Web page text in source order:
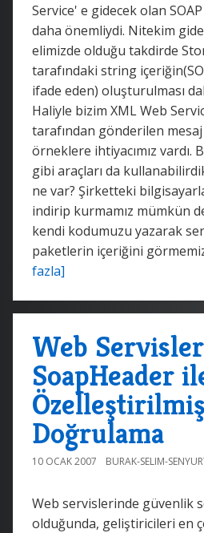
Service' e gidecek olan
daha önemliydi. Nitekim
elimizde olduğu takdirde
tarafındaki string
ifade eden) oluşturulması
Haliyle bizim XML Web
tarafından gönderilen
örneklere ihtiyacımız vardı.
gibi araçları da
ne var? Şirketteki
indirip kurmamız mümkün
kendi kodumuzu yazarak
paketlerin içeriğini
fazla]
Web
SoapHeader
Özelleştirilmiş
Doğrulama
10 OCAK 2007 BURAK-SELIM-
Web servislerinde güvenlik
olduğunda, geliştiricileri en